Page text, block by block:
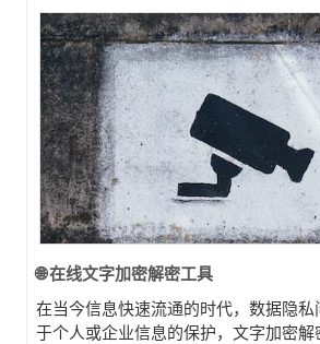
🌐 在线文字加密解密工具
在当今信息快速流通的时代，数据隐
于个人或企业信息的保护，文字加密解